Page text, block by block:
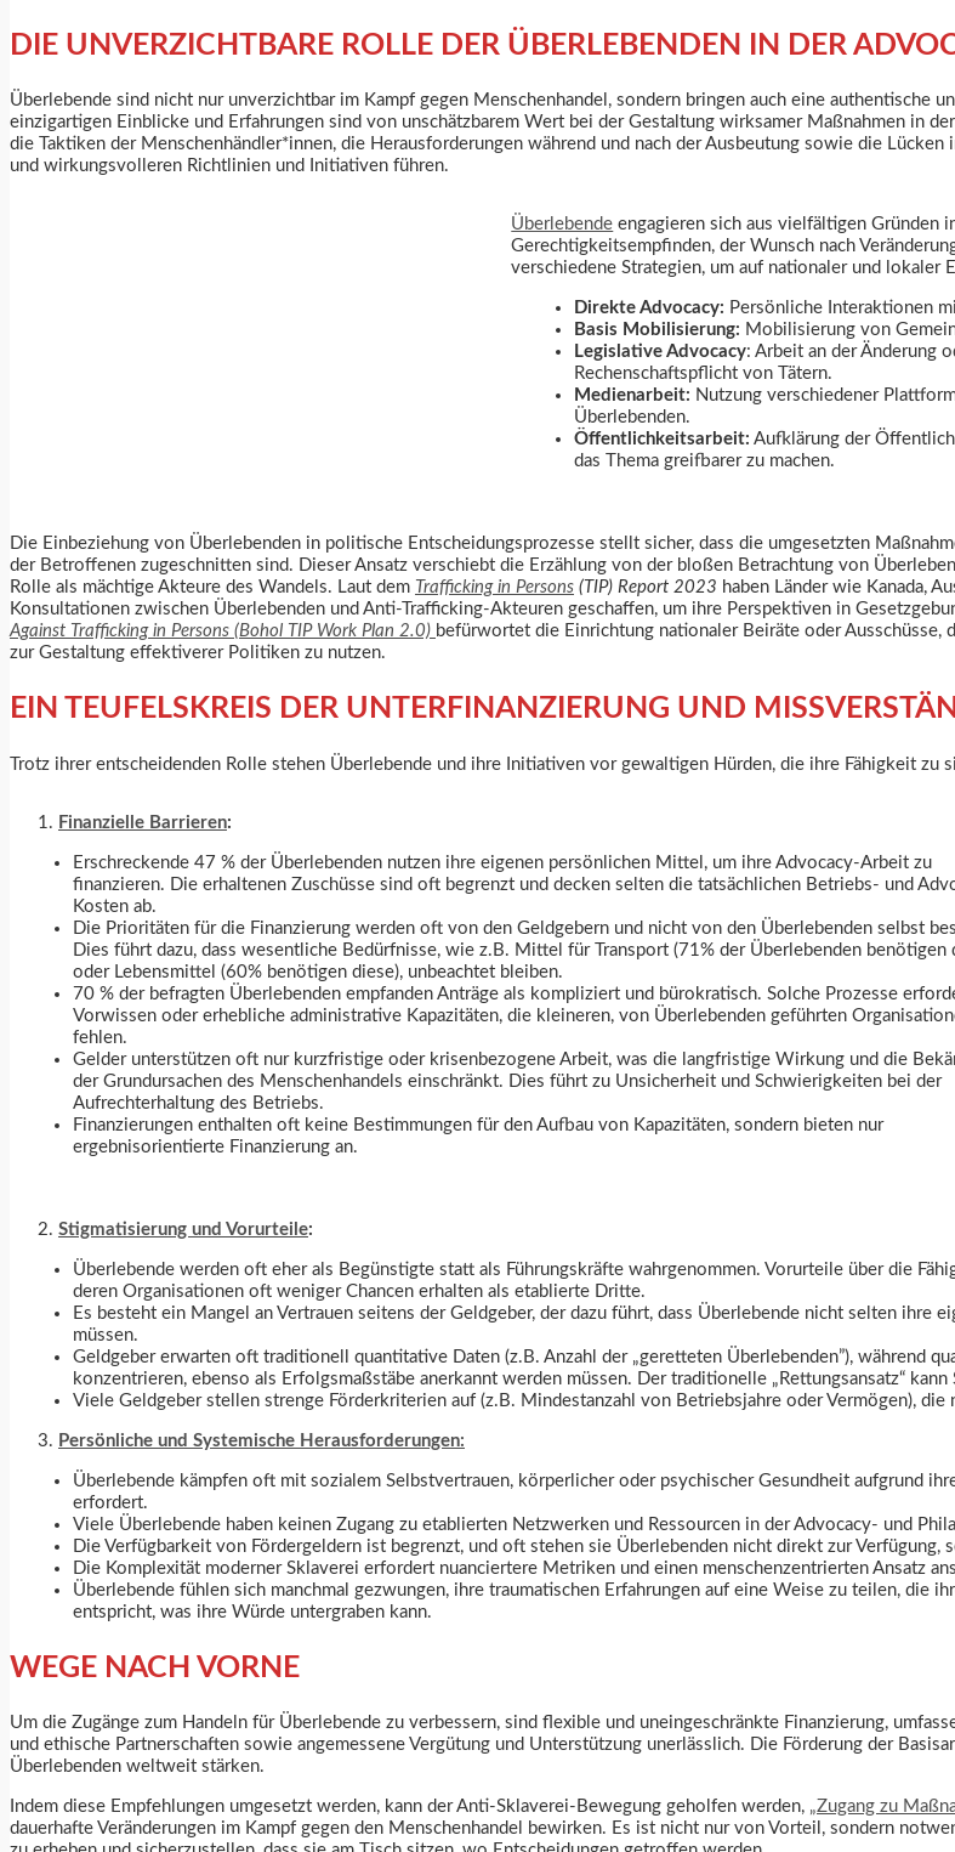
DIE UNVERZICHTBARE ROLLE DER ÜBERLEBENDEN IN DER
Überlebende sind nicht nur unverzichtbar im Kampf gegen Menschenhandel, sondern bringen auch eine authentische
einzigartigen Einblicke und Erfahrungen sind von unschätzbarem Wert bei der Gestaltung wirksamer Maßnahmen in
die Taktiken der Menschenhändler*innen, die Herausforderungen während und nach der Ausbeutung sowie die
und wirkungsvolleren Richtlinien und Initiativen führen.
Überlebende engagieren sich aus vielfältigen Gründen
Gerechtigkeitsempfinden, der Wunsch nach
verschiedene Strategien, um auf nationaler und lokaler
Direkte Advocacy: Persönliche Interaktionen
Basis Mobilisierung: Mobilisierung von
Legislative Advocacy: Arbeit an der Änderung
Rechenschaftspflicht von Tätern.
Medienarbeit: Nutzung verschiedener
Überlebenden.
Öffentlichkeitsarbeit: Aufklärung der
das Thema greifbarer zu machen.
Die Einbeziehung von Überlebenden in politische Entscheidungsprozesse stellt sicher, dass die umgesetzten
der Betroffenen zugeschnitten sind. Dieser Ansatz verschiebt die Erzählung von der bloßen Betrachtung von
Rolle als mächtige Akteure des Wandels. Laut dem Trafficking in Persons (TIP) Report 2023 haben Länder wie Kanada,
Konsultationen zwischen Überlebenden und Anti-Trafficking-Akteuren geschaffen, um ihre Perspektiven in
Against Trafficking in Persons (Bohol TIP Work Plan 2.0) befürwortet die Einrichtung nationaler Beiräte oder Ausschüsse,
zur Gestaltung effektiverer Politiken zu nutzen.
EIN TEUFELSKREIS DER UNTERFINANZIERUNG UND
Trotz ihrer entscheidenden Rolle stehen Überlebende und ihre Initiativen vor gewaltigen Hürden, die ihre Fähigkeit
Finanzielle Barrieren:
Erschreckende 47 % der Überlebenden nutzen ihre eigenen persönlichen Mittel, um ihre Advocacy-Arbeit zu
finanzieren. Die erhaltenen Zuschüsse sind oft begrenzt und decken selten die tatsächlichen Betriebs- und
Kosten ab.
Die Prioritäten für die Finanzierung werden oft von den Geldgebern und nicht von den Überlebenden selbst
Dies führt dazu, dass wesentliche Bedürfnisse, wie z.B. Mittel für Transport (71% der Überlebenden benötigen
oder Lebensmittel (60% benötigen diese), unbeachtet bleiben.
70 % der befragten Überlebenden empfanden Anträge als kompliziert und bürokratisch. Solche Prozesse
Vorwissen oder erhebliche administrative Kapazitäten, die kleineren, von Überlebenden geführten
fehlen.
Gelder unterstützen oft nur kurzfristige oder krisenbezogene Arbeit, was die langfristige Wirkung und die
der Grundursachen des Menschenhandels einschränkt. Dies führt zu Unsicherheit und Schwierigkeiten bei der
Aufrechterhaltung des Betriebs.
Finanzierungen enthalten oft keine Bestimmungen für den Aufbau von Kapazitäten, sondern bieten nur
ergebnisorientierte Finanzierung an.
Stigmatisierung und Vorurteile:
Überlebende werden oft eher als Begünstigte statt als Führungskräfte wahrgenommen. Vorurteile über die
deren Organisationen oft weniger Chancen erhalten als etablierte Dritte.
Es besteht ein Mangel an Vertrauen seitens der Geldgeber, der dazu führt, dass Überlebende nicht selten
müssen.
Geldgeber erwarten oft traditionell quantitative Daten (z.B. Anzahl der „geretteten Überlebenden”), während
konzentrieren, ebenso als Erfolgsmaßstäbe anerkannt werden müssen. Der traditionelle „Rettungsansatz“
Viele Geldgeber stellen strenge Förderkriterien auf (z.B. Mindestanzahl von Betriebsjahre oder Vermögen),
Persönliche und Systemische Herausforderungen:
Überlebende kämpfen oft mit sozialem Selbstvertrauen, körperlicher oder psychischer Gesundheit aufgrund
erfordert.
Viele Überlebende haben keinen Zugang zu etablierten Netzwerken und Ressourcen in der Advocacy- und
Die Verfügbarkeit von Fördergeldern ist begrenzt, und oft stehen sie Überlebenden nicht direkt zur Verfügung,
Die Komplexität moderner Sklaverei erfordert nuanciertere Metriken und einen menschenzentrierten Ansatz
Überlebende fühlen sich manchmal gezwungen, ihre traumatischen Erfahrungen auf eine Weise zu teilen, die
entspricht, was ihre Würde untergraben kann.
WEGE NACH VORNE
Um die Zugänge zum Handeln für Überlebende zu verbessern, sind flexible und uneingeschränkte Finanzierung,
und ethische Partnerschaften sowie angemessene Vergütung und Unterstützung unerlässlich. Die Förderung der
Überlebenden weltweit stärken.
Indem diese Empfehlungen umgesetzt werden, kann der Anti-Sklaverei-Bewegung geholfen werden, „Zugang zu
dauerhafte Veränderungen im Kampf gegen den Menschenhandel bewirken. Es ist nicht nur von Vorteil, sondern